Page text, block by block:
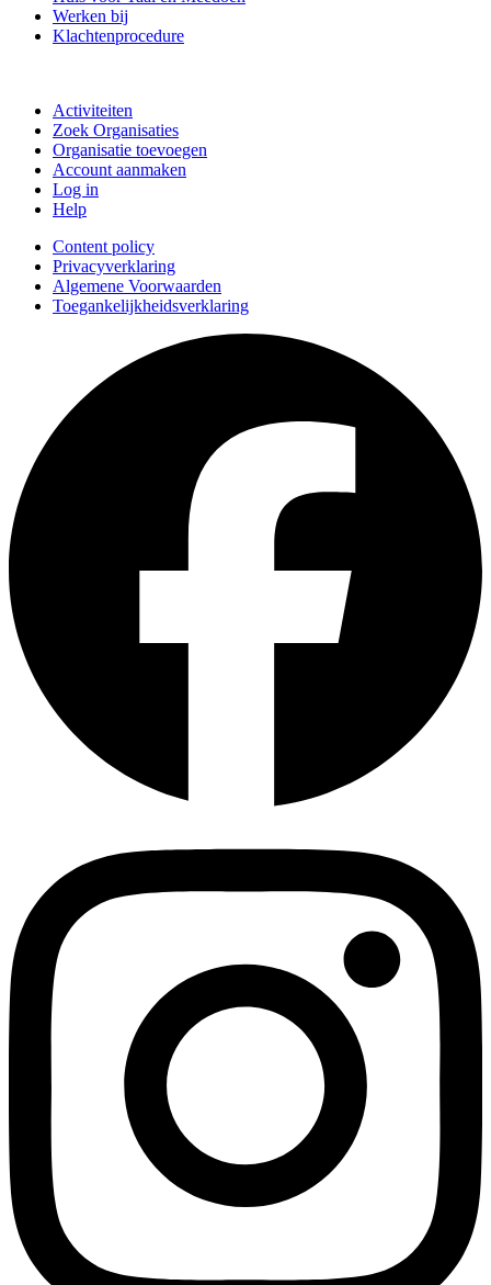
Werken bij
Klachtenprocedure
Activiteiten
Zoek Organisaties
Organisatie toevoegen
Account aanmaken
Log in
Help
Content policy
Privacyverklaring
Algemene Voorwaarden
Toegankelijkheidsverklaring